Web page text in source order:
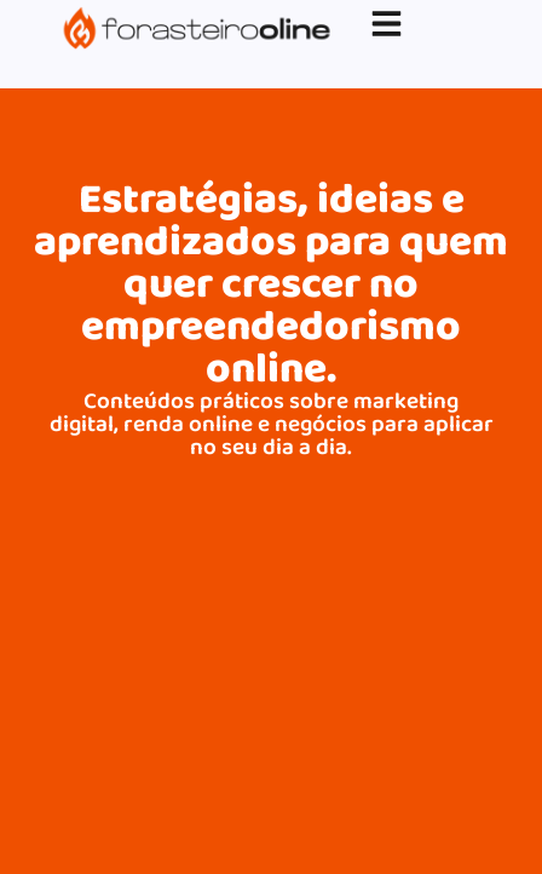
G-XVBZZCFH00pub-5970489886047746AW-
17954400846.
Estratégias, ideias e
aprendizados para quem
quer crescer no
empreendedorismo
online.
Conteúdos práticos sobre marketing
digital, renda online e negócios para aplicar
no seu dia a dia.